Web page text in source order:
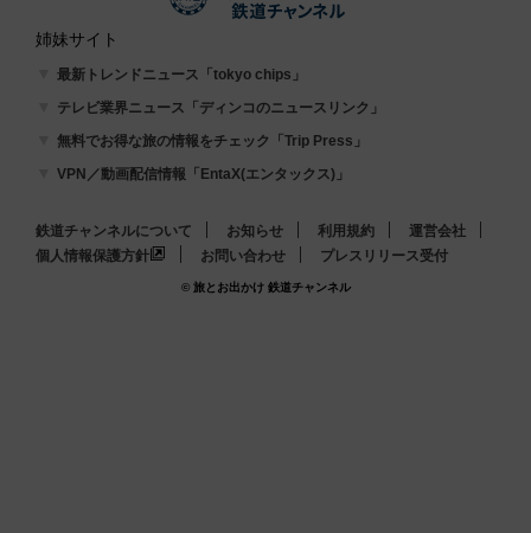
姉妹サイト
最新トレンドニュース「tokyo chips」
テレビ業界ニュース「ディンコのニュースリンク」
無料でお得な旅の情報をチェック「Trip Press」
VPN／動画配信情報「EntaX(エンタックス)」
鉄道チャンネルについて お知らせ 利用規約
運営会社
個人情報保護方針
お問い合わせ プレスリリース受付
© 旅とお出かけ 鉄道チャンネル